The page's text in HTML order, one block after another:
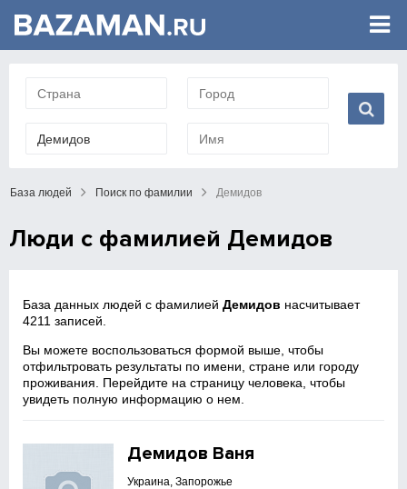
База людей Поиск по фамилии Демидов
Люди с фамилией Демидов
База данных людей с фамилиейДемидов насчитывает
4211 записей.
Вы можете воспользоваться формой выше, чтобы
отфильтровать результаты по имени, стране или городу
проживания. Перейдите на страницу человека, чтобы
увидеть полную информацию о нем.
Демидов Ваня
Украина, Запорожье